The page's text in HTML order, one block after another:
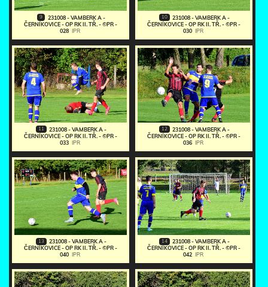
9
231008 - VAMBERK A -
ČERNÍKOVICE - OP RK II. TŘ. - ©PR -
028 IPR
10
231008 - VAMBERK A -
ČERNÍKOVICE - OP RK II. TŘ. - ©PR -
030 IPR
11
231008 - VAMBERK A -
ČERNÍKOVICE - OP RK II. TŘ. - ©PR -
033 IPR
12
231008 - VAMBERK A -
ČERNÍKOVICE - OP RK II. TŘ. - ©PR -
036 IPR
13
231008 - VAMBERK A -
ČERNÍKOVICE - OP RK II. TŘ. - ©PR -
040 IPR
14
231008 - VAMBERK A -
ČERNÍKOVICE - OP RK II. TŘ. - ©PR -
042 IPR